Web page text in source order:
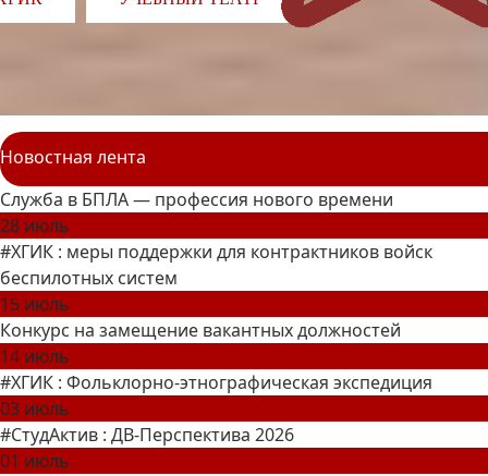
Новостная лента
Служба в БПЛА — профессия нового времени
28 июль
#ХГИК : меры поддержки для контрактников войск
беспилотных систем
15 июль
Конкурс на замещение вакантных должностей
14 июль
#ХГИК : Фольклорно-этнографическая экспедиция
03 июль
#СтудАктив : ДВ-Перспектива 2026
01 июль